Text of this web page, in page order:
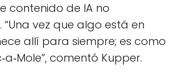
contenido de IA no
vez que algo está en
allí para siempre; es como
comentó Kupper.